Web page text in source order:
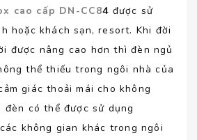
cao cấp DN-CC84 được sử
hoặc khách sạn, resort. Khi đời
được nâng cao hơn thì đèn ngủ
thể thiếu trong ngôi nhà của
giác thoải mái cho không
đèn có thể được sử dụng
không gian khác trong ngôi